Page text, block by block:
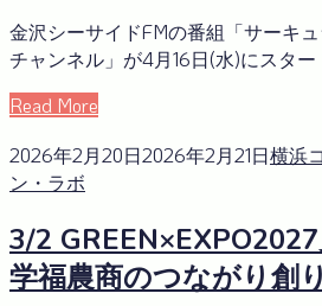
金沢シーサイドFMの番組「サーキ
チャンネル」が4月16日(水)にスタ
Read More
2026年2月20日2026年2月21日横浜
ン・ラボ
3/2
学福農商のつながり創り